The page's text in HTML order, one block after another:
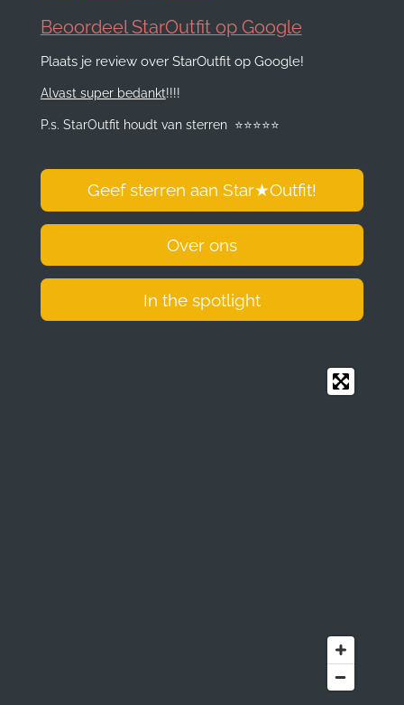
c
b
o
k
s
a
r
a
n
e
I
n
a
s
p
Beoordeel StarOutfit op Google
Plaats je review over StarOutfit op Google!
Alvast super bedankt!!!!
P.s. StarOutfit houdt van sterren ⭐️⭐️⭐️⭐️⭐️
Geef sterren aan Star★Outfit!
Over ons
In the spotlight